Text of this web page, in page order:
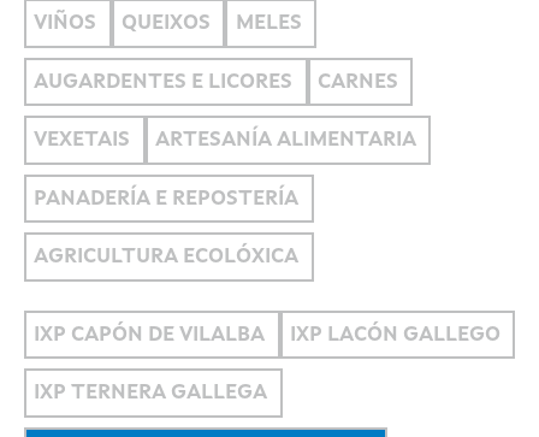
VIÑOS QUEIXOS MELES
AUGARDENTES E LICORES CARNES
VEXETAIS ARTESANÍA ALIMENTARIA
PANADERÍA E REPOSTERÍA
AGRICULTURA ECOLÓXICA
IXP CAPÓN DE VILALBA IXP LACÓN GALLEGO
IXP TERNERA GALLEGA